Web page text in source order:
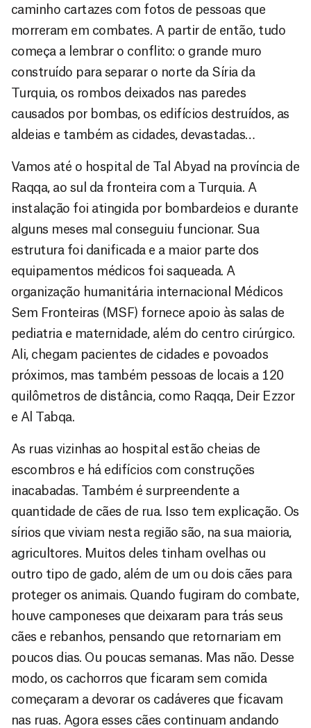
caminho cartazes com fotos de pessoas que
morreram em combates. A partir de então, tudo
começa a lembrar o conflito: o grande muro
construído para separar o norte da Síria da
Turquia, os rombos deixados nas paredes
causados por bombas, os edifícios destruídos, as
aldeias e também as cidades, devastadas…
Vamos até o hospital de Tal Abyad na província de
Raqqa, ao sul da fronteira com a Turquia. A
instalação foi atingida por bombardeios e durante
alguns meses mal conseguiu funcionar. Sua
estrutura foi danificada e a maior parte dos
equipamentos médicos foi saqueada. A
organização humanitária internacional Médicos
Sem Fronteiras (MSF) fornece apoio às salas de
pediatria e maternidade, além do centro cirúrgico.
Ali, chegam pacientes de cidades e povoados
próximos, mas também pessoas de locais a 120
quilômetros de distância, como Raqqa, Deir Ezzor
e Al Tabqa.
As ruas vizinhas ao hospital estão cheias de
escombros e há edifícios com construções
inacabadas. Também é surpreendente a
quantidade de cães de rua. Isso tem explicação. Os
sírios que viviam nesta região são, na sua maioria,
agricultores. Muitos deles tinham ovelhas ou
outro tipo de gado, além de um ou dois cães para
proteger os animais. Quando fugiram do combate,
houve camponeses que deixaram para trás seus
cães e rebanhos, pensando que retornariam em
poucos dias. Ou poucas semanas. Mas não. Desse
modo, os cachorros que ficaram sem comida
começaram a devorar os cadáveres que ficavam
nas ruas. Agora esses cães continuam andando